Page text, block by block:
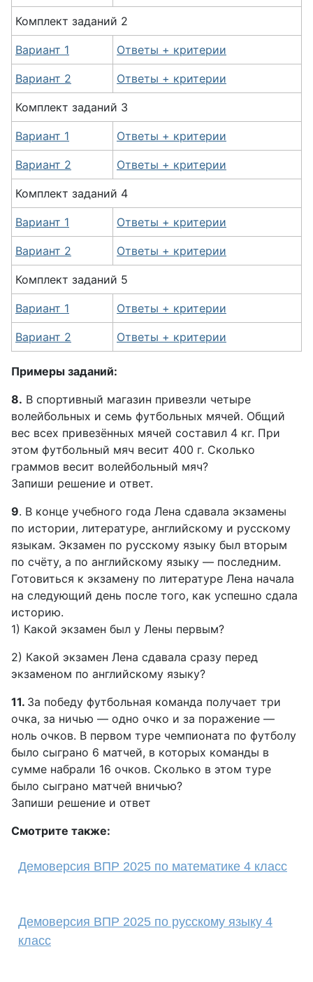
Комплект заданий 2
Вариант 1 Ответы + критерии
Вариант 2 Ответы + критерии
Комплект заданий 3
Вариант 1 Ответы + критерии
Вариант 2 Ответы + критерии
Комплект заданий 4
Вариант 1 Ответы + критерии
Вариант 2 Ответы + критерии
Комплект заданий 5
Вариант 1 Ответы + критерии
Вариант 2 Ответы + критерии
Примеры заданий:
8. В спортивный магазин привезли четыре
волейбольных и семь футбольных мячей. Общий
вес всех привезённых мячей составил 4 кг. При
этом футбольный мяч весит 400 г. Сколько
граммов весит волейбольный мяч?
Запиши решение и ответ.
9. В конце учебного года Лена сдавала экзамены
по истории, литературе, английскому и русскому
языкам. Экзамен по русскому языку был вторым
по счёту, а по английскому языку — последним.
Готовиться к экзамену по литературе Лена начала
на следующий день после того, как успешно сдала
историю.
1) Какой экзамен был у Лены первым?
2) Какой экзамен Лена сдавала сразу перед
экзаменом по английскому языку?
11. За победу футбольная команда получает три
очка, за ничью — одно очко и за поражение —
ноль очков. В первом туре чемпионата по футболу
было сыграно 6 матчей, в которых команды в
сумме набрали 16 очков. Сколько в этом туре
было сыграно матчей вничью?
Запиши решение и ответ
Смотрите также:
Демоверсия ВПР 2025 по математике 4 класс
Демоверсия ВПР 2025 по русскому языку 4
класс